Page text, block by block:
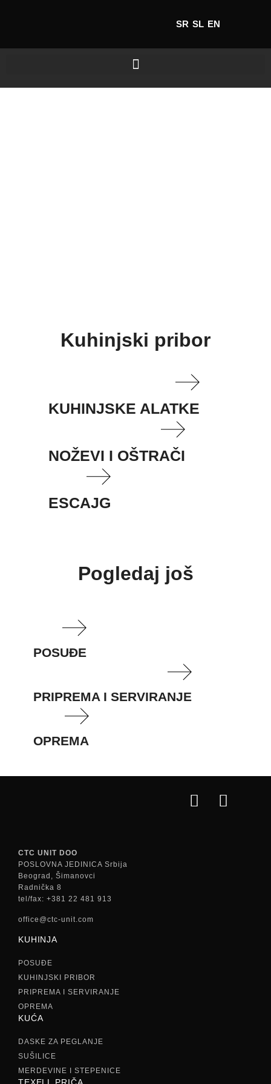
SR SL EN
Kuhinjski pribor
KUHINJSKE ALATKE
NOŽEVI I OŠTRAČI
ESCAJG
Pogledaj još
POSUĐE
PRIPREMA I SERVIRANJE
OPREMA
CTC UNIT DOO
POSLOVNA JEDINICA Srbija
Beograd, Šimanovci
Radnička 8
tel/fax: +381 22 481 913
office@ctc-unit.com
KUHINJA
POSUĐE
KUHINJSKI PRIBOR
PRIPREMA I SERVIRANJE
OPREMA
KUĆA
DASKE ZA PEGLANJE
SUŠILICE
MERDEVINE I STEPENICE